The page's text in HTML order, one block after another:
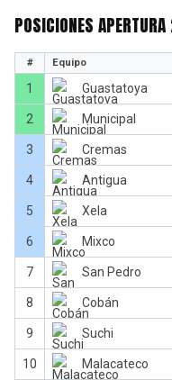
POSICIONES
# Equipo
1 Guastatoya
2 Municipal
3 Cremas
4 Antigua
5 Xela
6 Mixco
7 San Pedro
8 Cobán
9 Suchi
10 Malacateco